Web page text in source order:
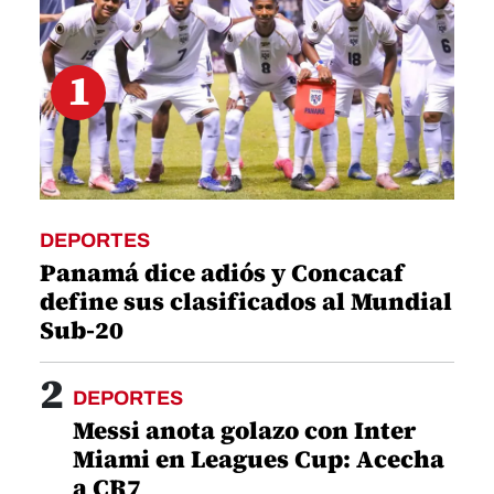
1
DEPORTES
Panamá dice adiós y Concacaf
define sus clasificados al Mundial
Sub-20
2 DEPORTES
Messi anota golazo con Inter
Miami en Leagues Cup: Acecha